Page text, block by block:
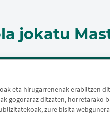
eta hirugarrenenak erabiltzen
gogoraraz ditzaten,
zure bisita
jokatu